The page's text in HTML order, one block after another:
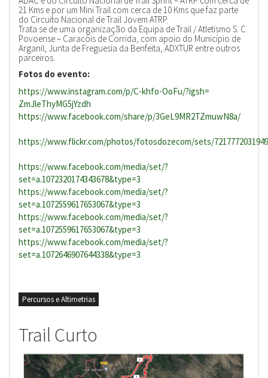
21 Kms e por um Mini Trail com cerca de 10 Kms que faz parte
do Circuito Nacional de Trail Jovem ATRP.
Trata se de uma organização da Equipa de Trail / Atletismo S. C.
Povoense – Caracóis de Corrida, com apoio do Município de
Arganil, Junta de Freguesia da Benfeita, ADXTUR entre outros
parceiros.
Fotos do evento:
https://www.instagram.com/p/C-khfo-OoFu/?igsh=
ZmJleThyMG5jYzdh
https://www.facebook.com/share/p/3GeL9MR2TZmuwN8a/
https://www.flickr.com/photos/fotosdozecom/sets/
https://www.facebook.com/media/set/?
set=a.1072320174343678&type=3
https://www.facebook.com/media/set/?
set=a.1072559617653067&type=3
https://www.facebook.com/media/set/?
set=a.1072559617653067&type=3
https://www.facebook.com/media/set/?
set=a.1072646907644338&type=3
Percursos e Altimetrias
Trail Curto